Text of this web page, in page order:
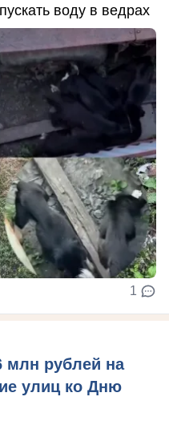
воду в ведрах
1
млн рублей на
улиц ко Дню